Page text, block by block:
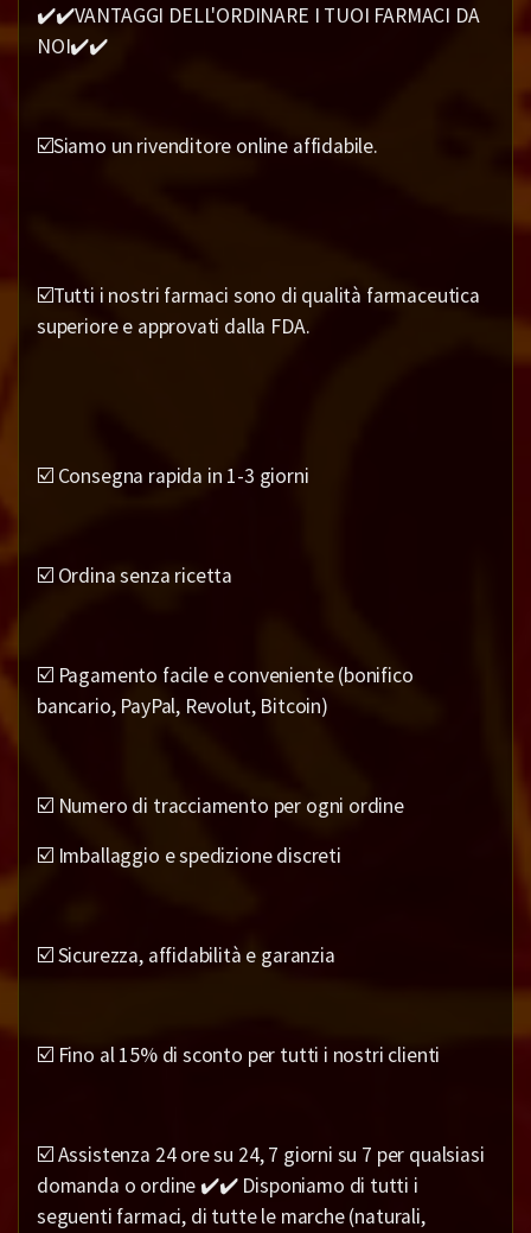
✔️✔️VANTAGGI DELL'ORDINARE I TUOI FARMACI DA
NOI✔️✔️
☑️Siamo un rivenditore online affidabile.
☑️Tutti i nostri farmaci sono di qualità farmaceutica
superiore e approvati dalla FDA.
☑️ Consegna rapida in 1-3 giorni
☑️ Ordina senza ricetta
☑️ Pagamento facile e conveniente (bonifico
bancario, PayPal, Revolut, Bitcoin)
☑️ Numero di tracciamento per ogni ordine
☑️ Imballaggio e spedizione discreti
☑️ Sicurezza, affidabilità e garanzia
☑️ Fino al 15% di sconto per tutti i nostri clienti
☑️ Assistenza 24 ore su 24, 7 giorni su 7 per qualsiasi
domanda o ordine ✔️✔️ Disponiamo di tutti i
seguenti farmaci, di tutte le marche (naturali,